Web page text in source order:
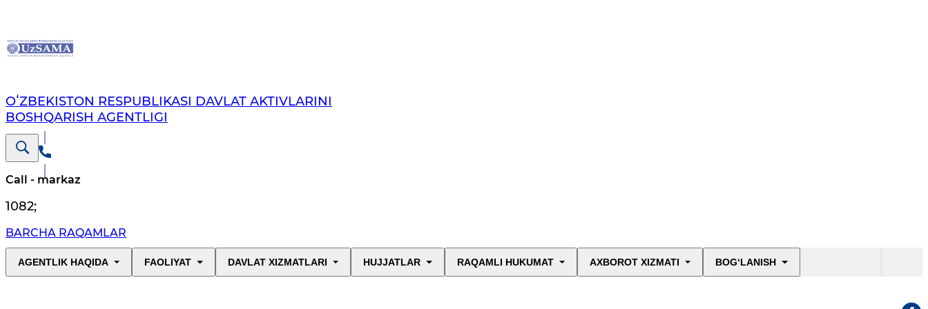
OʻZBEKISTON RESPUBLIKASI DAVLAT AKTIVLARINI
BOSHQARISH AGENTLIGI
Call - markaz
1082;
BARCHA RAQAMLAR
AGENTLIK HAQIDA FAOLIYAT DAVLAT XIZMATLARI HUJJATLAR RAQAMLI HUKUMAT AXBOROT XIZMATI BOG‘LANISH